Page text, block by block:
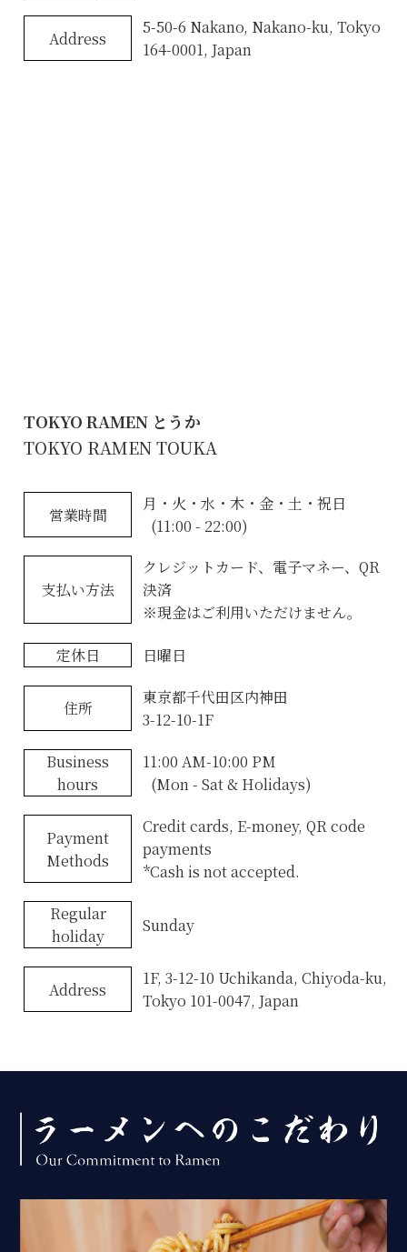
Address
5-50-6 Nakano, Nakano-ku, Tokyo
164-0001, Japan
TOKYO RAMEN とうか
TOKYO RAMEN TOUKA
営業時間
月・火・水・木・金・土・祝日
(11:00 - 22:00)
支払い方法
クレジットカード、電子マネー、QR
決済
※現金はご利用いただけません。
定休日 日曜日
住所
東京都千代田区内神田
3-12-10-1F
Business
hours
11:00 AM-10:00 PM
(Mon - Sat & Holidays)
Payment
Methods
Credit cards, E-money, QR code
payments
*Cash is not accepted.
Regular
holiday
Sunday
Address
1F, 3-12-10 Uchikanda, Chiyoda-ku,
Tokyo 101-0047, Japan